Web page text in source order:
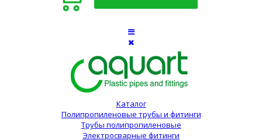
Каталог
Полипропиленовые трубы и фитинги
Трубы полипропиленовые
Электросварные фитинги